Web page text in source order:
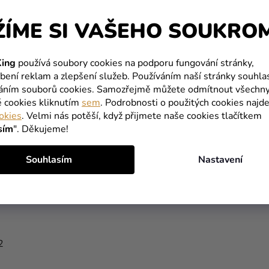
SI VAŠEHO
používá soubory cookies na podporu fungování stránky,
reklam a zlepšení služeb. Používáním naší stránky
souborů cookies. Samozřejmě můžete odmítnout
kliknutím sem. Podrobnosti o použitých cookies
. Velmi nás potěší, když přijmete naše cookies tlačítkem
". Děkujeme!
Nastavení
Souhlasím
napodložku pod talíř.Ujistěte se, že
dosáhnout nejlepšího možného výsledku.
podložce ještě větší osobní náladu. Může to
jakékoli jiné krátké poselství, které chcete
úžasně a byly přesným odrazem Vaší představy.
nejen kvalitu, ale i flexibilitu v přizpůsobení